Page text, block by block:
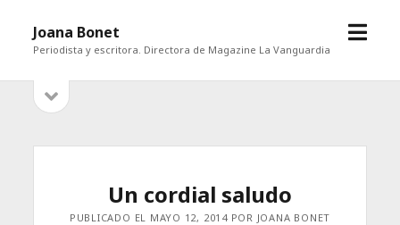
Joana Bonet
Periodista y escritora. Directora de Magazine La Vanguardia
abrir
Barrabarra
Un cordial saludo
PUBLICADO EL MAYO 12, 2014 POR JOANA BONET